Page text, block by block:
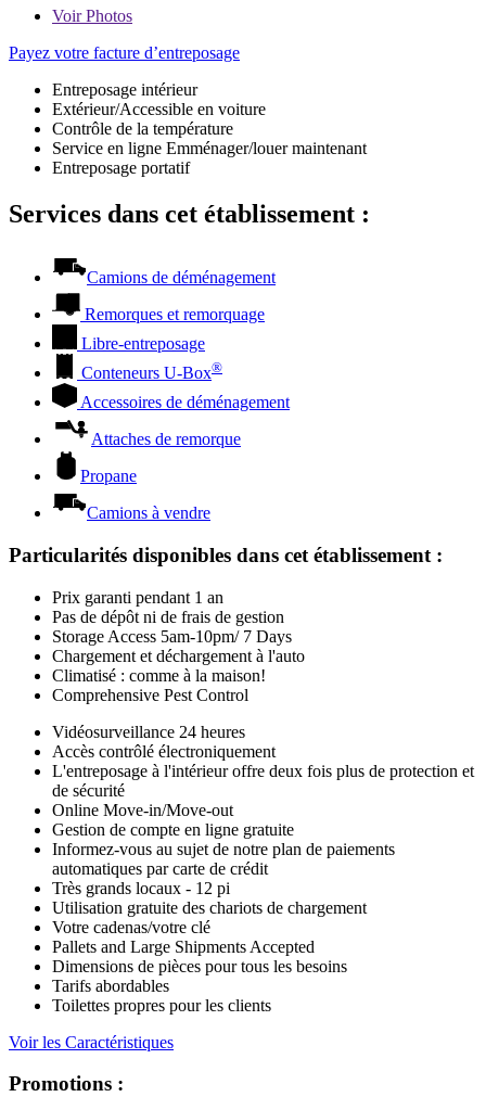
VoirPhotos
Payez votre facture d’entreposage
Entreposage intérieur
Extérieur/Accessible en voiture
Contrôle de la température
Service en ligne Emménager/louer maintenant
Entreposage portatif
Services dans cet établissement :
Camions de déménagement
Remorques et remorquage
Libre-entreposage
Conteneurs U-Box®
Accessoires de déménagement
Attaches de remorque
Propane
Camions à vendre
Particularités disponibles dans cet établissement :
Prix garanti pendant 1 an
Pas de dépôt ni de frais de gestion
Storage Access 5am-10pm/ 7 Days
Chargement et déchargement à l'auto
Climatisé : comme à la maison!
Comprehensive Pest Control
Vidéosurveillance 24 heures
Accès contrôlé électroniquement
L'entreposage à l'intérieur offre deux fois plus de protection et
de sécurité
Online Move-in/Move-out
Gestion de compte en ligne gratuite
Informez-vous au sujet de notre plan de paiements
automatiques par carte de crédit
Très grands locaux - 12 pi
Utilisation gratuite des chariots de chargement
Votre cadenas/votre clé
Pallets and Large Shipments Accepted
Dimensions de pièces pour tous les besoins
Tarifs abordables
Toilettes propres pour les clients
Voir les Caractéristiques
Promotions :